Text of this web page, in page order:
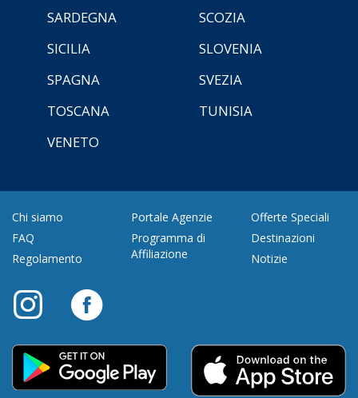
SARDEGNA
SCOZIA
SICILIA
SLOVENIA
SPAGNA
SVEZIA
TOSCANA
TUNISIA
VENETO
Chi siamo
FAQ
Regolamento
Portale Agenzie
Programma di
Affiliazione
Offerte Speciali
Destinazioni
Notizie